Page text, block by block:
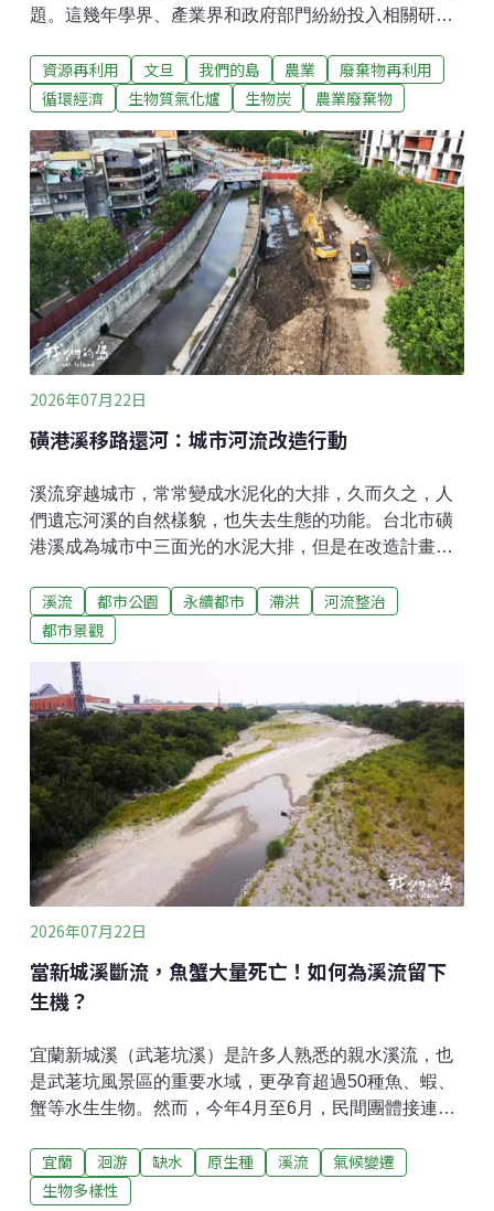
題。這幾年學界、產業界和政府部門紛紛投入相關研
用，希望解決文旦農業廢棄物的問題。文旦枝條 就地粉
碎循環再利用全國文旦種植面積將近4000公頃，文旦樹
病蟲害。根據農業部台南區農業改良場的評估，文旦果
園大約每公頃會產生6到21公噸左右的枝條廢棄物。過
去農民大多採取就地堆置或掩埋，甚至焚燒作為去化方
式，不但要花費相當長的腐化時間，耗費人力和成本，
也會造成空氣污染。為了讓文旦廢棄物達到循環再利
用，台南區農業改良場輔導農民利用乘坐式割草機，將
直徑約2公分以下的葉片和枝條，直接在園區就地粉碎。
作物改良科果樹研究室副研究員張汶肇表示，1週內就可
以乾枯萎凋，大約3到4個月完成腐化、分解，再經過二
資源再利用 文旦 我們的島 農業
廢棄物再利用
循環經濟
生物質氣化爐 生物炭 農業廢棄物
2026年07月22日
磺港溪移路還河：城市河流改造行動
溪流穿越城市，常常變成水泥化的大排，久而久之，人
們遺忘河溪的自然樣貌，也失去生態的功能。台北市磺
港溪成為城市中三面光的水泥大排，但是在改造計畫之
山，流過北投匯入基隆河，長期成為馬路旁的大排。從
空中俯瞰，水泥化的磺港溪，位在馬路的中間，一側就
讓溪流連結公園。拆路還河 一場城市河流改造行動2023
年台北市水利處磺港溪再造工程動工，拆除橋梁採取塊
狀切割的方式，避免就地粉碎，污染溪流。挖除道路產
生的大量土石，則是就地利用，工程中整修護坡，盡力
保留公園大樹，減少破壞原生態，同時思考吸納雨水的
可能性。道路側的溪岸，採用石砌工法，方便生物上
岸，同時留下棲息空間；公園側的溪岸，採用土壤覆
蓋，有利植物生長，底層使用格網工法，鞏固河岸的穩
定。河中的固床工，則是利用卵石，並且調整高度，有
溪流 都市公園 永續都市 滯洪
河流整治
都市景觀
2026年07月22日
當新城溪斷流，魚蟹大量死亡！如何為溪流留下
生機？
宜蘭新城溪（武荖坑溪）是許多人熟悉的親水溪流，也
是武荖坑風景區的重要水域，更孕育超過50種魚、蝦、
蟹等水生生物。然而，今年4月至6月，民間團體接連發
甚至連剛溯溪而上的毛蟹與魚類，也來不及長大，乾死
在河床。河床斷流 志工搶救受困魚蝦每逢枯水期，荒野
宜蘭 洄游 缺水 原生種 溪流
氣候變遷
生物多樣性